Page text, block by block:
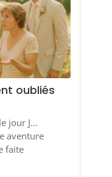
oubliés
jour J…
aventure
faite